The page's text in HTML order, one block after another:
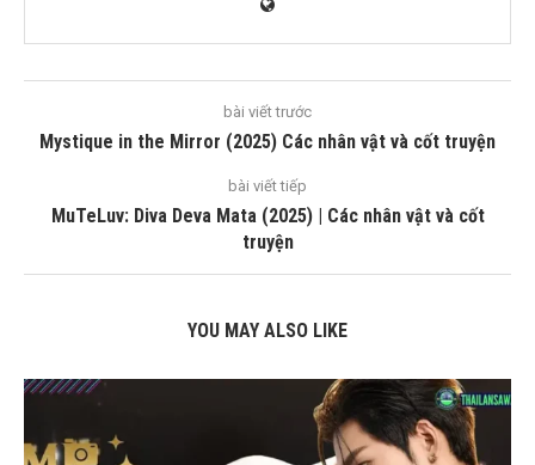
bài viết trước
Mystique in the Mirror (2025) Các nhân vật và cốt truyện
bài viết tiếp
MuTeLuv: Diva Deva Mata (2025) | Các nhân vật và cốt
truyện
YOU MAY ALSO LIKE